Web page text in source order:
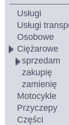
Usługi
Usługi
Osobowe
Ciężarowe
sprzedam
zakupię
zamienię
Motocykle
Przyczepy
Części